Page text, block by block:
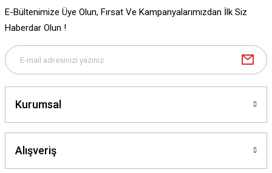
E-Bültenimize Üye Olun, Fırsat Ve Kampanyalarımızdan İlk Siz
Haberdar Olun !
Kurumsal
Alışveriş